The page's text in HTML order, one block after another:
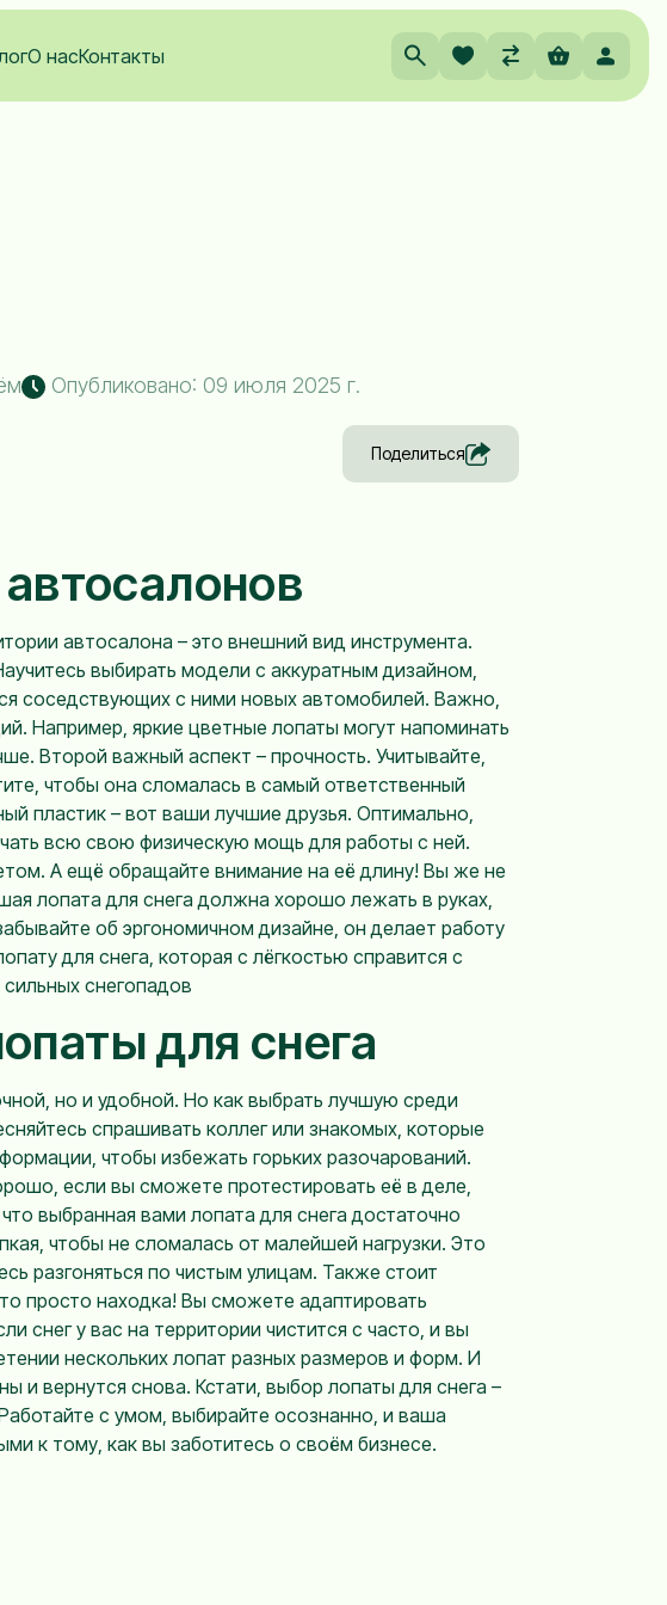
О насКонтакты
Опубликовано: 09 июля 2025 г.
Поделиться
автосалона – это внешний вид инструмента.
выбирать модели с аккуратным дизайном,
соседствующих с ними новых автомобилей. Важно,
Например, яркие цветные лопаты могут напоминать
Второй важный аспект – прочность. Учитывайте,
чтобы она сломалась в самый ответственный
пластик – вот ваши лучшие друзья. Оптимально,
всю свою физическую мощь для работы с ней.
А ещё обращайте внимание на её длину! Вы же не
лопата для снега должна хорошо лежать в руках,
об эргономичном дизайне, он делает работу
для снега, которая с лёгкостью справится с
снегопадов
для снега
но и удобной. Но как выбрать лучшую среди
спрашивать коллег или знакомых, которые
чтобы избежать горьких разочарований.
если вы сможете протестировать её в деле,
выбранная вами лопата для снега достаточно
чтобы не сломалась от малейшей нагрузки. Это
разгоняться по чистым улицам. Также стоит
просто находка! Вы сможете адаптировать
снег у вас на территории чистится с часто, и вы
нескольких лопат разных размеров и форм. И
и вернутся снова. Кстати, выбор лопаты для снега –
с умом, выбирайте осознанно, и ваша
к тому, как вы заботитесь о своём бизнесе.